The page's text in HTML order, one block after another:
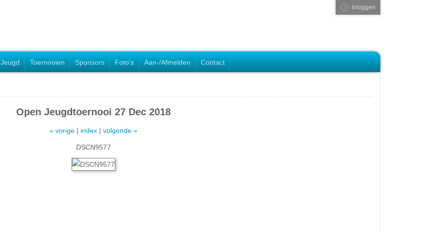
Visual ClubWeb
Inloggen
Jeugd Toernooien Sponsors Foto's Aan-/Afmelden Contact
Open Jeugdtoernooi 27 Dec 2018
« vorige| index| volgende »
DSCN9577